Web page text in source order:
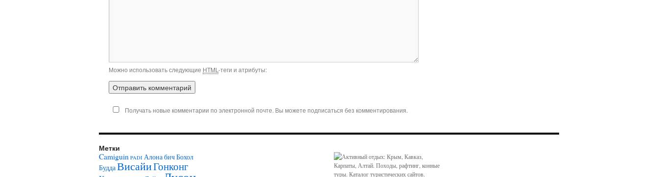
Можно использовать следующие HTML -теги и атрибуты:
Получать новые комментарии по электронной почте. Вы можете подписаться без комментирования.
Метки
Camiguin PADI Алона бичБохол
БуддаВисайиГонконг